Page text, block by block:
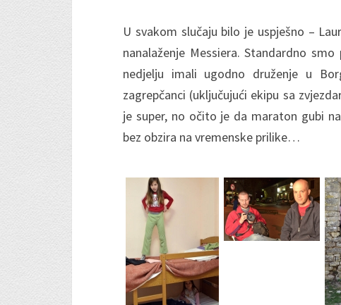
U svakom slučaju bilo je uspješno –
nanalaženje Messiera. Standardno
nedjelju imali ugodno druženje u
zagrepčanci (uključujući ekipu sa
je super, no očito je da maraton gubi
bez obzira na vremenske prilike…